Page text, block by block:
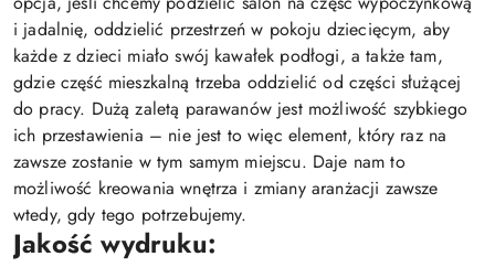
i jadalnię, oddzielić przestrzeń w pokoju dziecięcym, aby
każde z dzieci miało swój kawałek podłogi, a także tam,
gdzie część mieszkalną trzeba oddzielić od części służącej
do pracy. Dużą zaletą parawanów jest możliwość szybkiego
ich przestawienia – nie jest to więc element, który raz na
zawsze zostanie w tym samym miejscu. Daje nam to
możliwość kreowania wnętrza i zmiany aranżacji zawsze
wtedy, gdy tego potrzebujemy.
Jakość wydruku: